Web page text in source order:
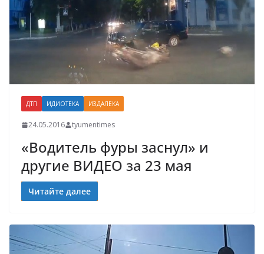
ДТП ИДИОТЕКА ИЗДАЛЕКА
24.05.2016 tyumentimes
«Водитель фуры заснул» и
другие ВИДЕО за 23 мая
Читайте далее